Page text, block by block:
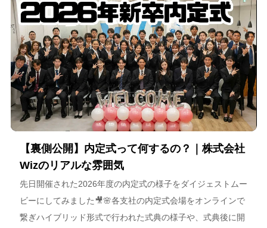
【裏側公開】内定式って何するの？｜株式会社
Wizのリアルな雰囲気
先日開催された2026年度の内定式の様子をダイジェストムー
ビーにしてみました🎥🌸各支社の内定式会場をオンラインで
繋ぎハイブリッド形式で行われた式典の様子や、式典後に開